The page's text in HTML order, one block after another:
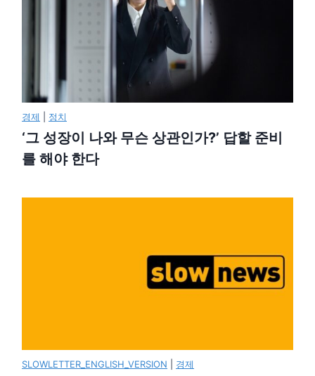
경제 정치
‘그 성장이 나와 무슨 상관인가?’ 답할 준비
를 해야 한다
SLOWLETTER_ENGLISH_VERSION 경제